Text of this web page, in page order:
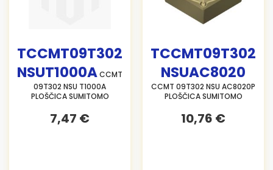
TCCMT09T302
NSUT1000ACCMT
09T302 NSU T1000A
PLOŠČICA SUMITOMO
7,47 €
TCCMT09T302
NSUAC8020
CCMT 09T302 NSU AC8020P
PLOŠČICA SUMITOMO
10,76 €